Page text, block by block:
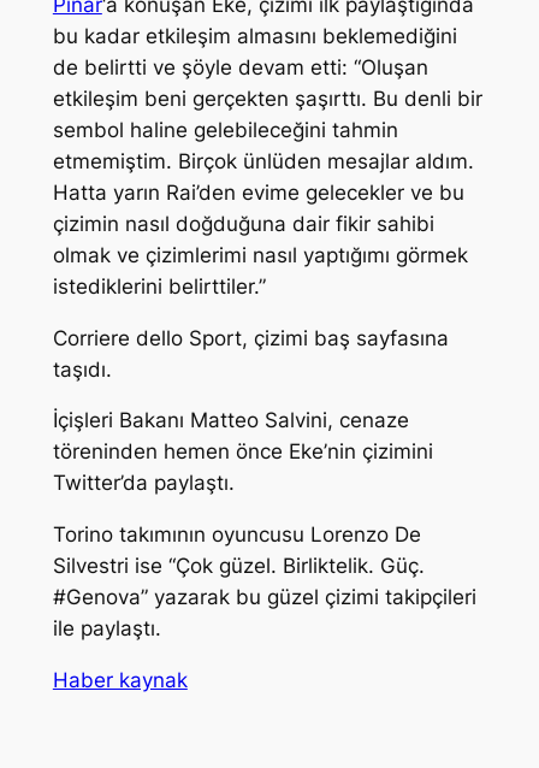
bu kadar etkileşim almasını beklemediğini
de belirtti ve şöyle devam etti: “Oluşan
etkileşim beni gerçekten şaşırttı. Bu denli bir
sembol haline gelebileceğini tahmin
etmemiştim. Birçok ünlüden mesajlar aldım.
Hatta yarın Rai’den evime gelecekler ve bu
çizimin nasıl doğduğuna dair fikir sahibi
olmak ve çizimlerimi nasıl yaptığımı görmek
istediklerini belirttiler.”
Corriere dello Sport, çizimi baş sayfasına
taşıdı.
İçişleri Bakanı Matteo Salvini, cenaze
töreninden hemen önce Eke’nin çizimini
Twitter’da paylaştı.
Torino takımının oyuncusu Lorenzo De
Silvestri ise “Çok güzel. Birliktelik. Güç.
#Genova” yazarak bu güzel çizimi takipçileri
ile paylaştı.
Haber kaynak